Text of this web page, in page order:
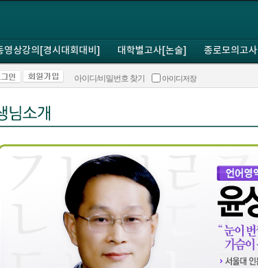
영상강의[경시대회대비] 대학별고사[논술] 종로모의고사
아이디/비밀번호 찾기 아이디저장